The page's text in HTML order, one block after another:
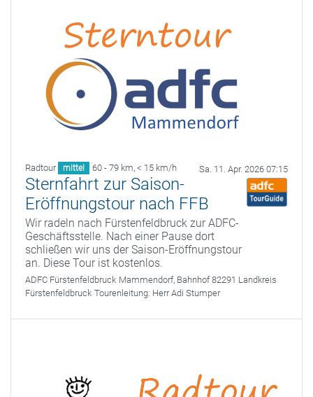
Radtour mittel 60 - 79 km, < 15 km/h Sa. 11. Apr. 2026 07:15
Sternfahrt zur Saison-
Eröffnungstour nach FFB
Wir radeln nach Fürstenfeldbruck zur ADFC-
Geschäftsstelle. Nach einer Pause dort
schließen wir uns der Saison-Eröffnungstour
an. Diese Tour ist kostenlos.
ADFC Fürstenfeldbruck Mammendorf, Bahnhof 82291 Landkreis
Fürstenfeldbruck Tourenleitung: Herr Adi Stumper